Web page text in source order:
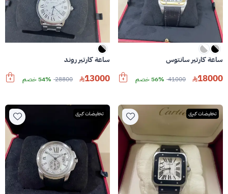
ساعة كارتير سانتوس
18000
41000 56% خصم
ساعة كارتير روند
13000
28800 54% خصم
تخفيضات كبرى تخفيضات كبرى